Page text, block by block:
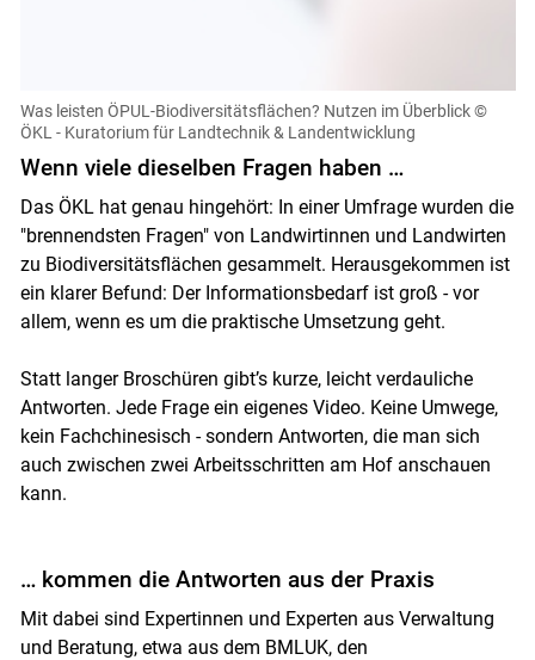
einsehen und korrigieren
Akzeptieren
Cookies Einstellungen
Was leisten ÖPUL-Biodiversitätsflächen? Nutzen im Überblick ©
ÖKL - Kuratorium für Landtechnik & Landentwicklung
Wenn viele dieselben Fragen haben …
Das ÖKL hat genau hingehört: In einer Umfrage wurden die
"brennendsten Fragen" von Landwirtinnen und Landwirten
zu Biodiversitätsflächen gesammelt. Herausgekommen ist
ein klarer Befund: Der Informationsbedarf ist groß - vor
allem, wenn es um die praktische Umsetzung geht.
Statt langer Broschüren gibt’s kurze, leicht verdauliche
Antworten. Jede Frage ein eigenes Video. Keine Umwege,
kein Fachchinesisch - sondern Antworten, die man sich
auch zwischen zwei Arbeitsschritten am Hof anschauen
kann.
… kommen die Antworten aus der Praxis
Mit dabei sind Expertinnen und Experten aus Verwaltung
und Beratung, etwa aus dem BMLUK, den